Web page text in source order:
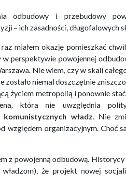
odbudowy i przebudowy
– ich zasadności,
miałem okazję pomieszkać
perspektywie powojennej
Nie wiem, czy w skali
niemal doszczętnie
życiem metropolią i ponownie
która nie uwzględnia
władz. Nie
względem organizacyjnym. Choć
z powojenną odbudową.
że projekt nowej